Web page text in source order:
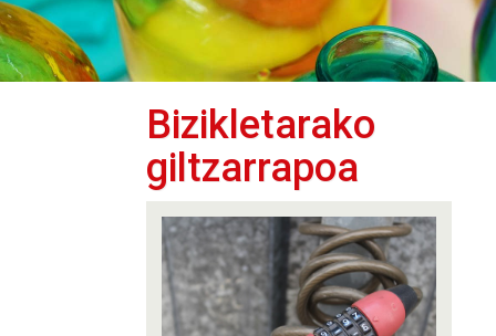
Bizikletarako
giltzarrapoa